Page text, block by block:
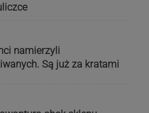
namierzyli
Są już za kratami